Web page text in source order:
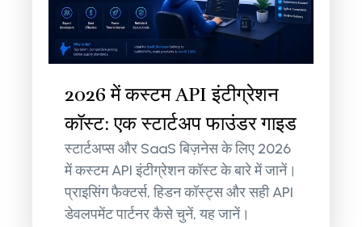
2026 में कस्टम API इंटीग्रेशन
कॉस्ट: एक स्टार्टअप फाउंडर गाइड
स्टार्टअप्स और SaaS बिज़नेस के लिए 2026
में कस्टम API इंटीग्रेशन कॉस्ट के बारे में जानें।
प्राइसिंग फैक्टर्स, हिडन कॉस्ट्स और सही API
डेवलपमेंट पार्टनर कैसे चुनें, यह जानें।